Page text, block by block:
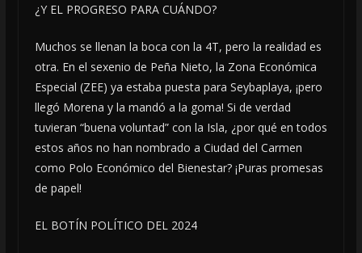
¿Y EL PROGRESO PARA CUÁNDO?
​Muchos se llenan la boca con la 4T, pero la realidad es
otra. En el sexenio de Peña Nieto, la Zona Económica
Especial (ZEE) ya estaba puesta para Seybaplaya, ¡pero
llegó Morena y la mandó a la goma! Si de verdad
tuvieran “buena voluntad” con la Isla, ¿por qué en todos
estos años no han nombrado a Ciudad del Carmen
como Polo Económico del Bienestar? ¡Puras promesas
de papel!
EL BOTÍN POLÍTICO DEL 2024